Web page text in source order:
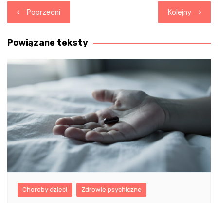
Nawigacja
wpisu
Poprzedni Kolejny
Powiązane teksty
Choroby dzieci Zdrowie psychiczne